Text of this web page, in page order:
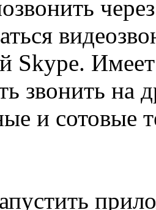
Skype.
звонить на
и сотовые